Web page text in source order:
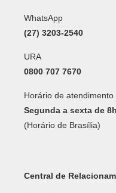
WhatsApp
(27) 3203-2540
URA
0800 707 7670
Horário de atendimento
Segunda a sexta de
(Horário de Brasília)
Central de